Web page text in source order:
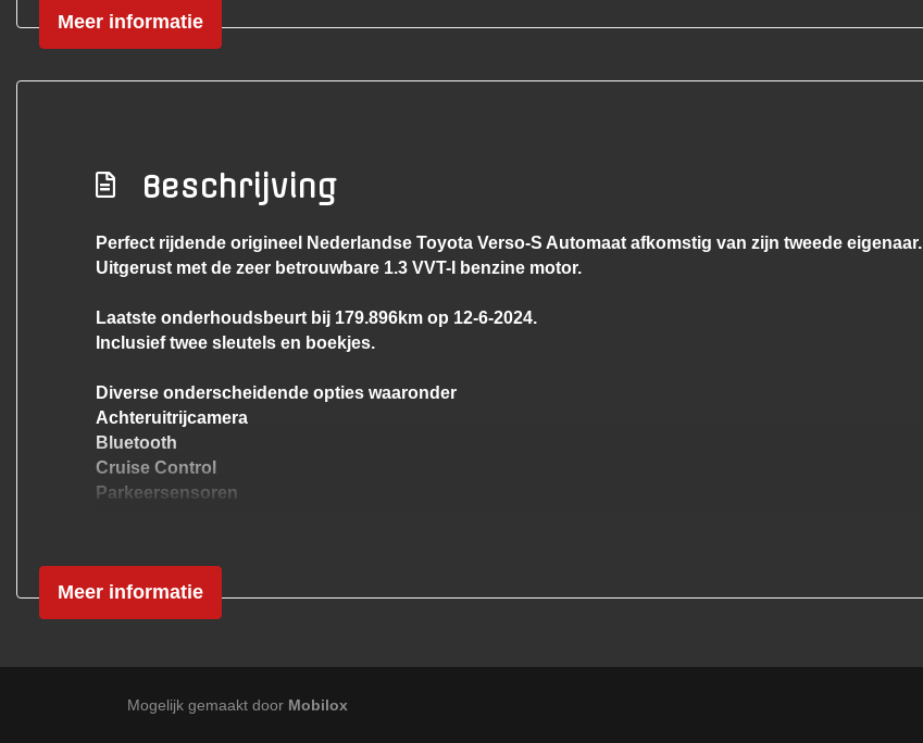
Zij airbag(s) voor
Exterieur
Buitenspiegels in carrosseriekleur
Bumpers in carrosseriekleur
Centrale vergrendeling met afstandsbediening
Dakspoiler
Getint glas
Lichtmetalen velgen 16"
Metaalkleur
Mistlampen voor
Parkeersensor achter
Trekhaak met afneembare kogel
Meer informatie
Beschrijving
Perfect rijdende origineel Nederlandse Toyota Verso-S Automaat afkomstig van zijn tweede eigenaar.
Uitgerust met de zeer betrouwbare 1.3 VVT-I benzine motor.
Laatste onderhoudsbeurt bij 179.896km op 12-6-2024.
Inclusief twee sleutels en boekjes.
Diverse onderscheidende opties waaronder
Achteruitrijcamera
Bluetooth
Cruise Control
Parkeersensoren
Multifunctioneel Leder Stuurwiel
Lichtmetalen Velgen
Neem gerust contact op voor meer informatie!
Bij ons geen afleverkosten!
Meer informatie
Mogelijk gemaakt door Mobilox